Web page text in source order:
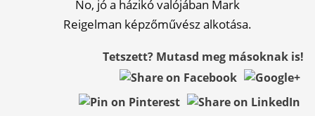
No, jó a házikó valójában Mark
Reigelman képzőművész alkotása.
Tetszett? Mutasd meg másoknak is!